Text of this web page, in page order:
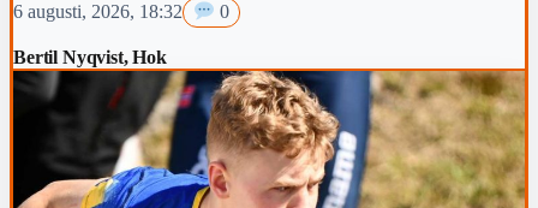
6 augusti, 2026, 18:32 0
Bertil Nyqvist, Hok